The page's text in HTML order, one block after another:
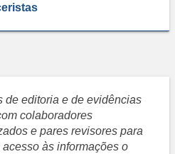
de editoria e de evidências
colaboradores
e pares revisores para
às informações o